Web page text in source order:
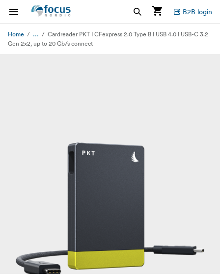
B2B login
Home ...
Cardreader PKT I CFexpress 2.0 Type B I USB 4.0 I USB-C 3.2
Gen 2x2, up to 20 Gb/s connect